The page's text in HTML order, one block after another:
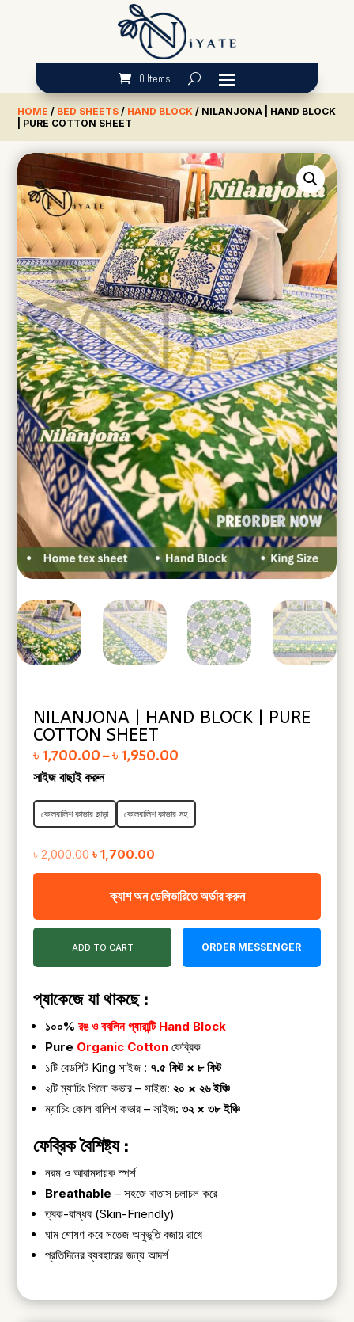
0 Items
HOME / BED SHEETS / HAND BLOCK / NILANJONA | HAND BLOCK
| PURE COTTON SHEET
NILANJONA | HAND BLOCK | PURE
COTTON SHEET
৳ 1,700.00–৳ 1,950.00
সাইজ বাছাই করুন
কোলবালিশ কাভার ছাড়া কোলবালিশ কাভার সহ
৳2,000.00Original
price
was:
৳ 2,000.00.
৳1,700.00
price
is:
৳ 1,700.00.
ক্যাশ অন ডেলিভারিতে অর্ডার করুন
ADD TO CART ORDER MESSENGER
প্যাকেজে যা থাকছে :
১০০% রঙ ও ববলিন গ্যারান্টি Hand Block
Pure Organic Cottonফেব্রিক
১টি বেডশিট King সাইজ : ৭.৫ ফিট × ৮ ফিট
২টি ম্যাচিং পিলো কভার – সাইজ:২০ × ২৬ ইঞ্চি
ম্যাচিং কোল বালিশ কভার – সাইজ:৩২ × ৩৮ ইঞ্চি
ফেব্রিক বৈশিষ্ট্য :
নরম ও আরামদায়ক স্পর্শ
Breathable – সহজে বাতাস চলাচল করে
ত্বক-বান্ধব (Skin-Friendly)
ঘাম শোষণ করে সতেজ অনুভূতি বজায় রাখে
প্রতিদিনের ব্যবহারের জন্য আদর্শ